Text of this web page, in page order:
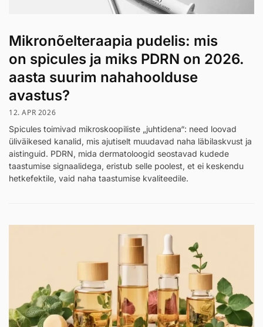
Mikronõelteraapia pudelis: mis
on spicules ja miks PDRN on 2026.
aasta suurim nahahoolduse
avastus?
12. APR 2026
Spicules toimivad mikroskoopiliste „juhtidena“: need loovad
üliväikesed kanalid, mis ajutiselt muudavad naha läbilaskvust ja
aistinguid. PDRN, mida dermatoloogid seostavad kudede
taastumise signaalidega, eristub selle poolest, et ei keskendu
hetkefektile, vaid naha taastumise kvaliteedile.